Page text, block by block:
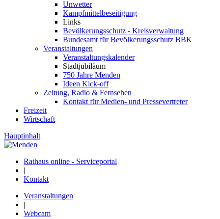
Unwetter
Kampfmittelbeseitigung
Links
Bevölkerungsschutz - Kreisverwaltung
Bundesamt für Bevölkerungsschutz BBK
Veranstaltungen
Veranstaltungskalender
Stadtjubiläum
750 Jahre Menden
Ideen Kick-off
Zeitung, Radio & Fernsehen
Kontakt für Medien- und Pressevertreter
Freizeit
Wirtschaft
Hauptinhalt
Rathaus online - Serviceportal
|
Kontakt
Veranstaltungen
|
Webcam